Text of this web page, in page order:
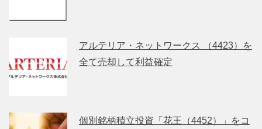
アルテリア・ネットワークス （4423）を
全て売却して利益確定
個別銘柄積立投資「花王（4452）」をコ